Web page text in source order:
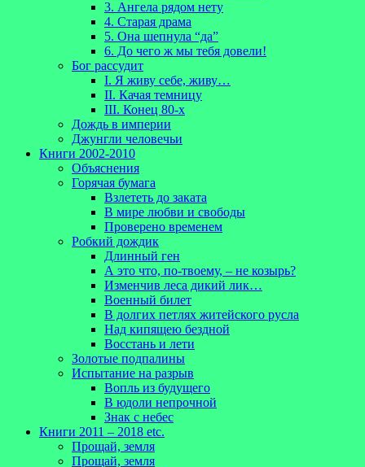
3. Ангела рядом нету
4. Старая драма
5. Она шепнула “да”
6. До чего ж мы тебя довели!
Бог рассудит
I. Я живу себе, живу…
II. Качая темницу
III. Конец 80-х
Дождь в империи
Джунгли человечьи
Книги 2002-2010
Объяснения
Горячая бумага
Взлететь до заката
В мире любви и свободы
Проверено временем
Робкий дождик
Длинный ген
А это что, по-твоему, – не козырь?
Изменчив леса дикий лик…
Военный билет
В долгих петлях житейского русла
Над кипящею бездной
Восстань и лети
Золотые подпалины
Испытание на разрыв
Вопль из будущего
В юдоли непрочной
Знак с небес
Книги 2011 – 2018 etc.
Прощай, земля
Прощай, земля